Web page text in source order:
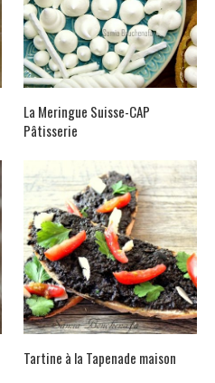
La Meringue Suisse-CAP
Pâtisserie
Tartine à la Tapenade maison